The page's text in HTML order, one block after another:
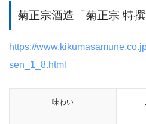
菊正宗酒造「菊正宗 特撰
https://
sen_1_8.html
味わい